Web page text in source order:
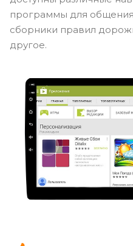
программы для общения
сборники правил
другое.